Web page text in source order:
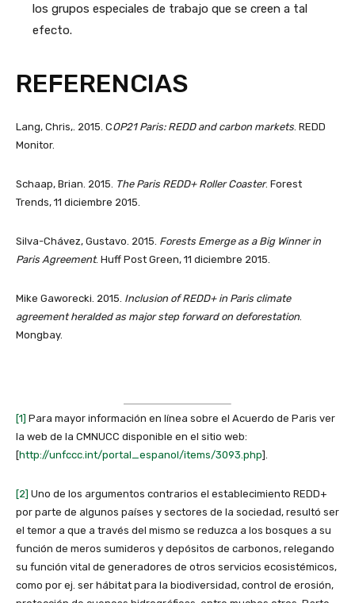
los grupos especiales de trabajo que se creen a tal
efecto.
REFERENCIAS
Lang, Chris,. 2015. COP21 Paris: REDD and carbon markets . REDD
Monitor.
Schaap, Brian. 2015. The Paris REDD+ Roller Coaster. Forest
Trends, 11 diciembre 2015.
Silva-Chávez, Gustavo. 2015. Forests Emerge as a Big Winner in
Paris Agreement. Huff Post Green, 11 diciembre 2015.
Mike Gaworecki. 2015. Inclusion of REDD+ in Paris climate
agreement heralded as major step forward on deforestation
Mongbay.
[1] Para mayor información en línea sobre el Acuerdo de Paris ver
la web de la CMNUCC disponible en el sitio web:
[http://unfccc.int/portal_espanol/items/3093.php].
[2] Uno de los argumentos contrarios el establecimiento REDD+
por parte de algunos países y sectores de la sociedad, resultó ser
el temor a que a través del mismo se reduzca a los bosques a su
función de meros sumideros y depósitos de carbonos, relegando
su función vital de generadores de otros servicios ecosistémicos,
como por ej. ser hábitat para la biodiversidad, control de erosión,